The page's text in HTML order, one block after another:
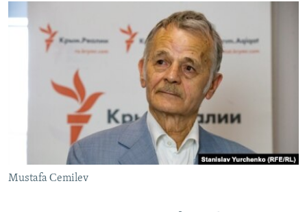
VİDEO
BLOGLAR
Українською
Mustafa Сemilev